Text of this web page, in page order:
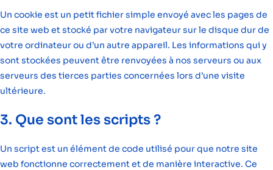
Un cookie est un petit fichier simple envoyé avec les pages de
ce site web et stocké par votre navigateur sur le disque dur de
votre ordinateur ou d’un autre appareil. Les informations qui y
sont stockées peuvent être renvoyées à nos serveurs ou aux
serveurs des tierces parties concernées lors d’une visite
ultérieure.
3. Que sont les scripts ?
Un script est un élément de code utilisé pour que notre site
web fonctionne correctement et de manière interactive. Ce